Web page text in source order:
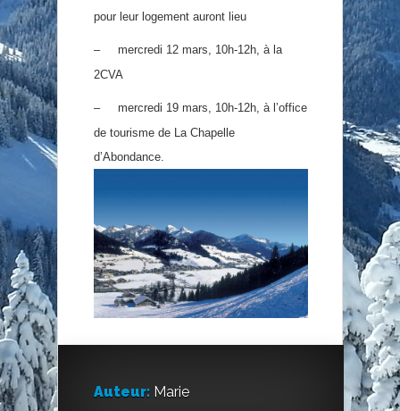
pour leur logement auront lieu
–
mercredi 12 mars, 10h-12h, à la
2CVA
–
mercredi 19 mars, 10h-12h, à l’office
de tourisme de La Chapelle
d’Abondance.
Auteur: Marie